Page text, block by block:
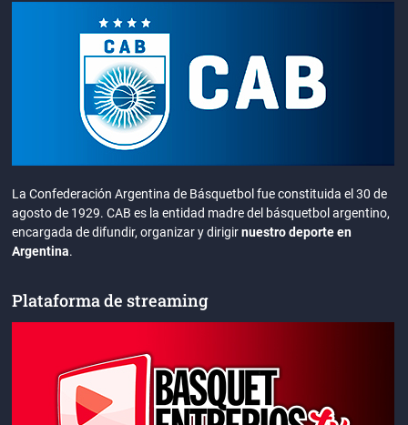
La Confederación Argentina de Básquetbol fue constituida el 30 de
agosto de 1929. CAB es la entidad madre del básquetbol argentino,
encargada de difundir, organizar y dirigirnuestro deporte en
Argentina.
Plataforma de streaming